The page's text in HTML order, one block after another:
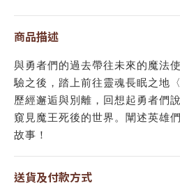
商品描述
與勇者們的過去帶往未來的魔法
驗之後，踏上前往靈魂長眠之地
歷經邂逅與別離，回想起勇者們
窺見魔王死後的世界。闡述英雄
故事！
送貨及付款方式